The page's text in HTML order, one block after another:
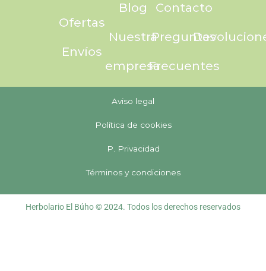
Ofertas
Envíos
Blog
Nuestra
empresa
Contacto
Preguntas
Frecuentes
Aviso legal
Política de cookies
P. Privacidad
Términos y condiciones
Herbolario El Búho © 2024. Todos los derechos reservados